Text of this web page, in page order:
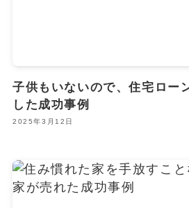
子供もいないので、住宅ロー
した成功事例
2025年3月12日